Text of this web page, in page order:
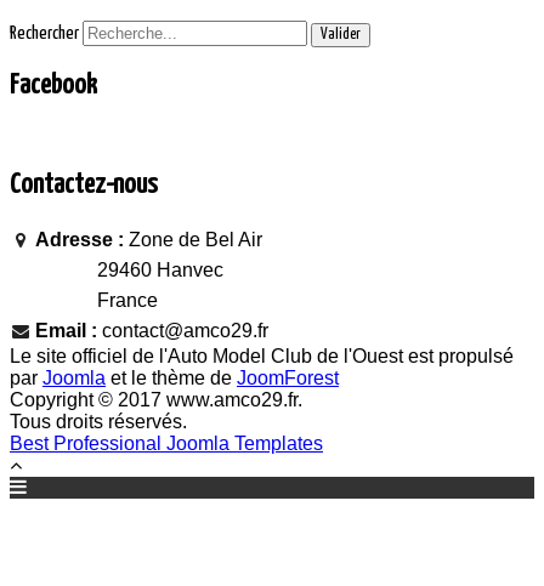
Rechercher Valider
Facebook
Contactez-nous
Adresse : Zone de Bel Air
29460 Hanvec
France
Email : contact@amco29.fr
Le site officiel de l'Auto Model Club de l'Ouest est propulsé
par Joomla et le thème de JoomForest
Copyright © 2017 www.amco29.fr.
Tous droits réservés.
Best Professional Joomla Templates